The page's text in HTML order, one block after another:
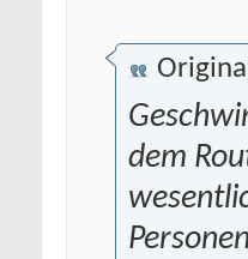
dem